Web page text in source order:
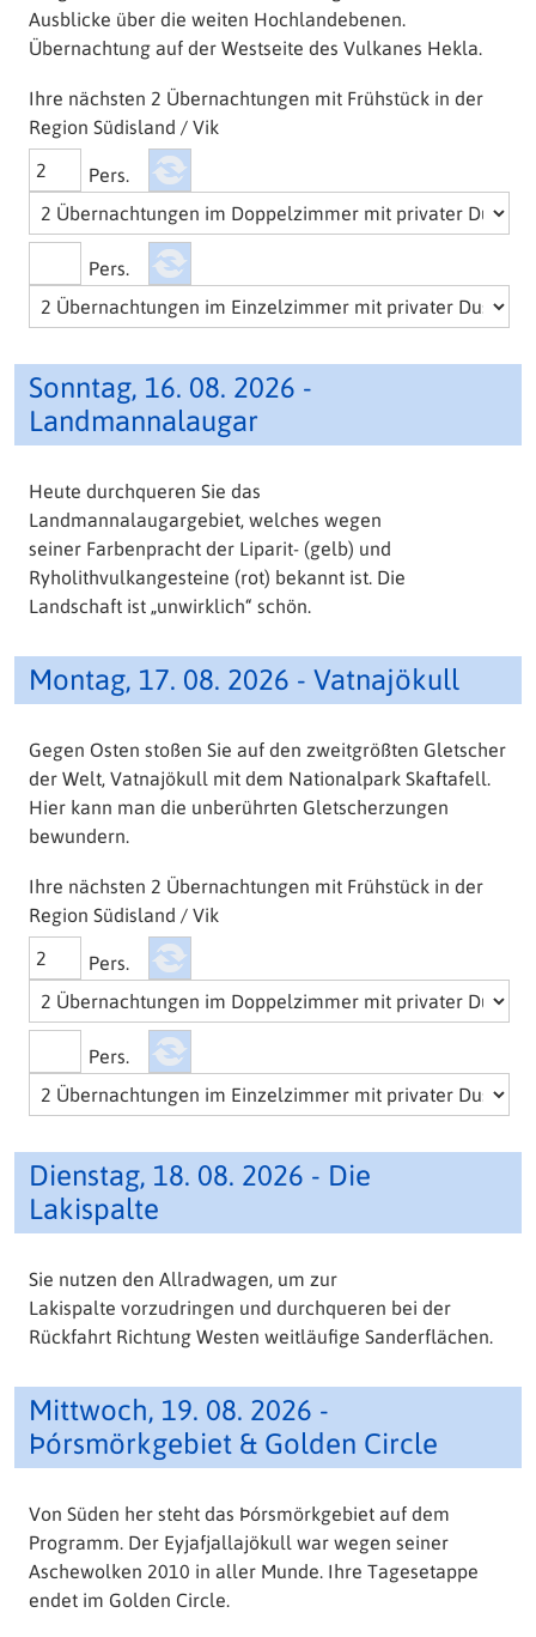
Ausblicke über die weiten Hochlandebenen.
Übernachtung auf der Westseite des Vulkanes Hekla.
Ihre nächsten 2 Übernachtungen mit Frühstück in der
Region Südisland / Vik
Pers.
Pers.
Sonntag, 16. 08. 2026 -
Landmannalaugar
Heute durchqueren Sie das
Landmannalaugargebiet, welches wegen
seiner Farbenpracht der Liparit- (gelb) und
Ryholithvulkangesteine (rot) bekannt ist. Die
Landschaft ist „unwirklich“ schön.
Montag, 17. 08. 2026 - Vatnajökull
Gegen Osten stoßen Sie auf den zweitgrößten Gletscher
der Welt, Vatnajökull mit dem Nationalpark Skaftafell.
Hier kann man die ​unberührten Gletscherzungen
bewundern.
Ihre nächsten 2 Übernachtungen mit Frühstück in der
Region Südisland / Vik
Pers.
Pers.
Dienstag, 18. 08. 2026 - Die
Lakispalte
Sie nutzen den Allradwagen, um zur
Lakispalte vorzudringen und durchqueren bei der
Rückfahrt Richtung Westen weitläufige Sanderflächen.
Mittwoch, 19. 08. 2026 -
Þórsmörkgebiet & Golden Circle
Von Süden her steht das Þórsmörkgebiet auf dem
Programm. Der Eyjafjallajökull war wegen seiner
Aschewolken 2010 in aller Munde. Ihre Tagesetappe
endet im Golden Circle.